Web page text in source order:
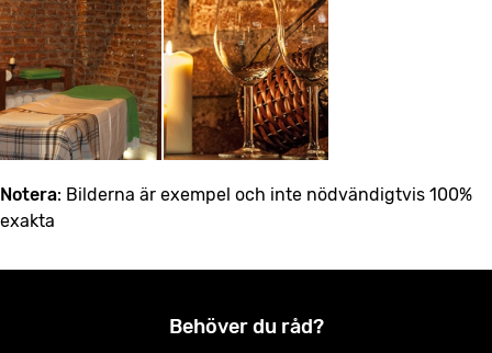
Notera: Bilderna är exempel och inte nödvändigtvis 100%
exakta
Behöver du råd?